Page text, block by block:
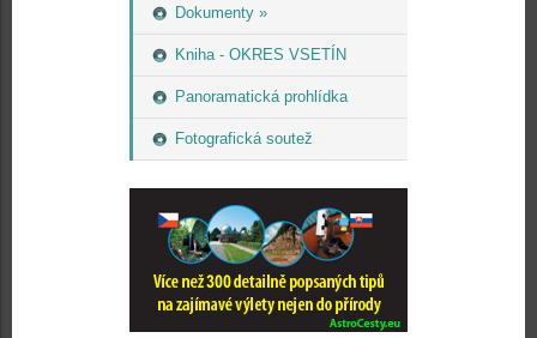
Dokumenty »
Kniha - OKRES VSETÍN
Panoramatická prohlídka
Fotografická soutež